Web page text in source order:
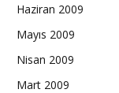
Haziran 2009
Mayıs 2009
Nisan 2009
Mart 2009